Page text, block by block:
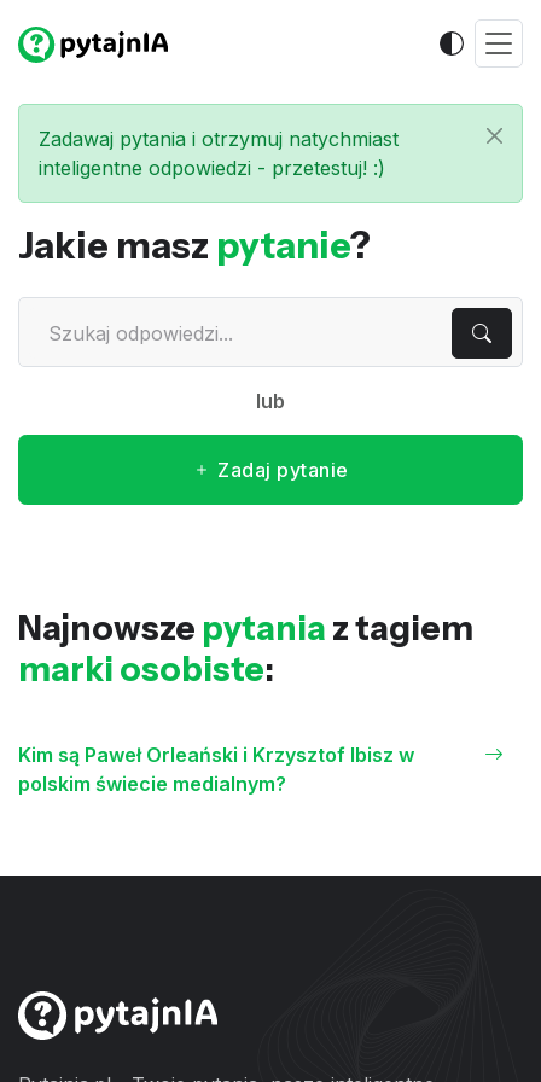
Zadawaj pytania i otrzymuj natychmiast
inteligentne odpowiedzi - przetestuj! :)
Jakie masz pytanie?
lub
Zadaj pytanie
Najnowsze pytania z tagiem
marki osobiste:
Kim są Paweł Orleański i Krzysztof Ibisz w
polskim świecie medialnym?